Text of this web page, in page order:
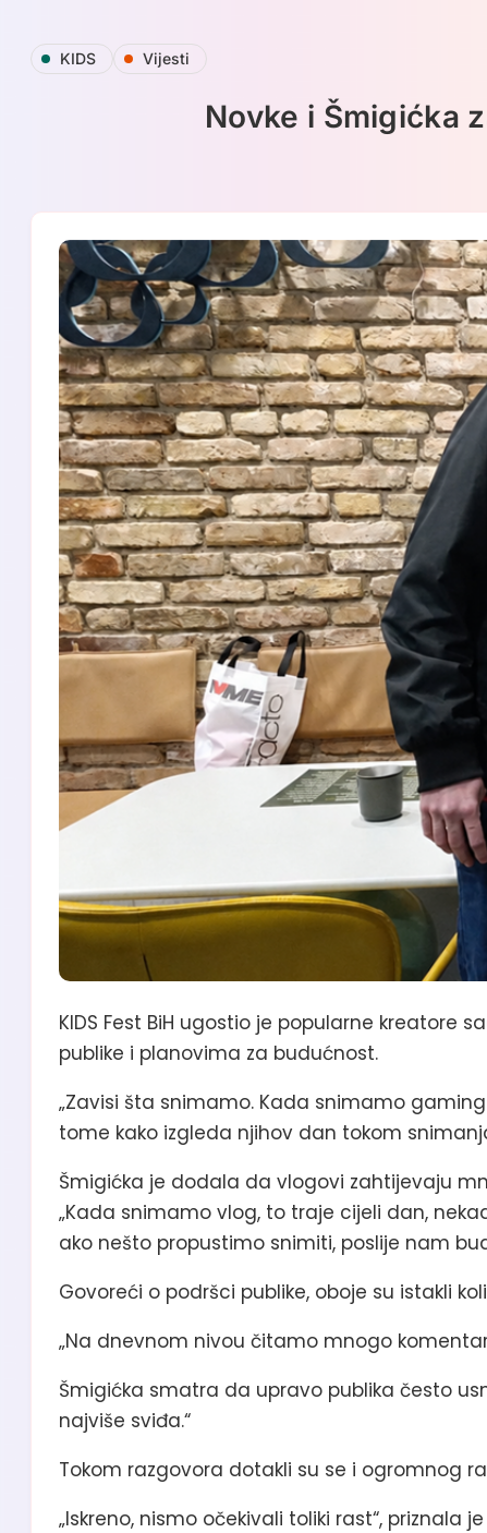
Skip
KIDS Vijesti
Novke i Šmigićka
KIDS Fest BiH ugostio je popularne kreatore
publike i planovima za budućnost.
„Zavisi šta snimamo. Kada snimamo
tome kako izgleda njihov dan tokom
Šmigićka je dodala da vlogovi zahtijevaju
„Kada snimamo vlog, to traje cijeli dan,
ako nešto propustimo snimiti, poslije nam
Govoreći o podršci publike, oboje su istakli
„Na dnevnom nivou čitamo mnogo
Šmigićka smatra da upravo publika često
najviše sviđa.“
Tokom razgovora dotakli su se i ogromnog
„Iskreno, nismo očekivali toliki rast“, priznala